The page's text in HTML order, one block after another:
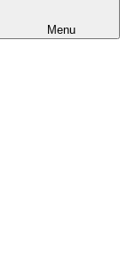
Menu